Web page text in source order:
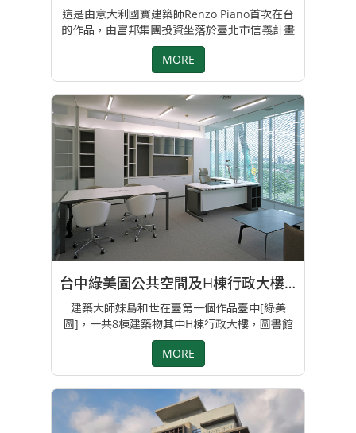
這是由意大利國寶建築師Renzo Piano首次在台
的作品，由富邦集團投資坐落於臺北市信義計畫
區的現代美術館 這棟以自然採光設計為藝術體驗
創造氣氛，元皿家具以建築師設計的初衷，在1
樓的[大光創所]商品展示區，以及3樓辦公家具區
域提供了新形態的定制家具而倍感榮幸 專案設
計:李文馨 / 楊芷涵
MORE
台中綠美圖公共空間及H棟行政大樓圖書館部門辦公室
建築大師妹島和世在臺第一個作品臺中[綠美
圖]，一共8棟建築物其中H棟行政大樓，圖書館
部門辦公室及其他區域公共空間家具，文化局圖
書自辦有利標評選，元皿家具以呼應建築外觀設
計，輕盈.漂浮.曲線為設計主要概念，提供優質
的家具有利標競賽第1名 專案承辦:呂明樺/李文
馨/李雅媚/李翠芬/林祐如
MORE